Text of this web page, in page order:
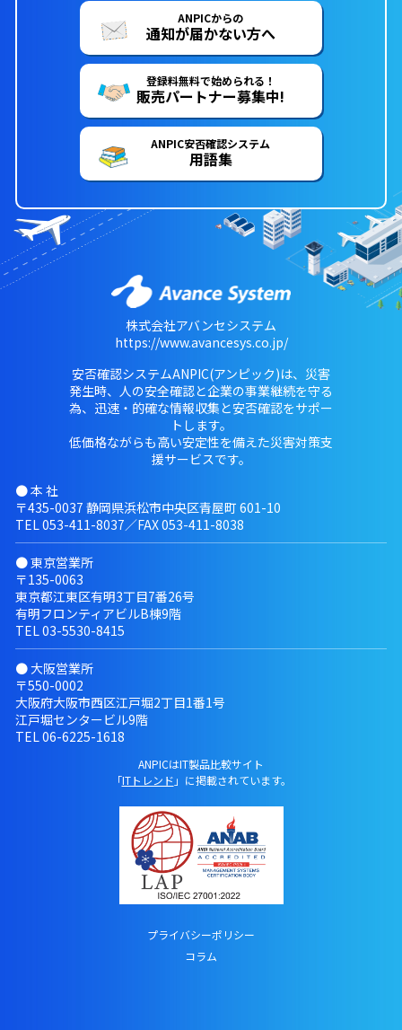
ANPICからの
通知が届かない方へ
登録料無料で始められる！
販売パートナー募集中!
ANPIC安否確認システム
用語集
株式会社アバンセシステム
https://www.avancesys.co.jp/
安否確認システムANPIC(アンピック)は、災害
発生時、人の安全確認と企業の事業継続を守る
為、迅速・的確な情報収集と安否確認をサポー
トします。
低価格ながらも高い安定性を備えた災害対策支
援サービスです。
● 本 社
〒435-0037 静岡県浜松市中央区青屋町 601-10
TEL 053-411-8037／FAX 053-411-8038
● 東京営業所
〒135-0063
東京都江東区有明3丁目7番26号
有明フロンティアビルB棟9階
TEL 03-5530-8415
● 大阪営業所
〒550-0002
大阪府大阪市西区江戸堀2丁目1番1号
江戸堀センタービル9階
TEL 06-6225-1618
ANPICはIT製品比較サイト
「ITトレンド 」に掲載されています。
プライバシーポリシー
コラム